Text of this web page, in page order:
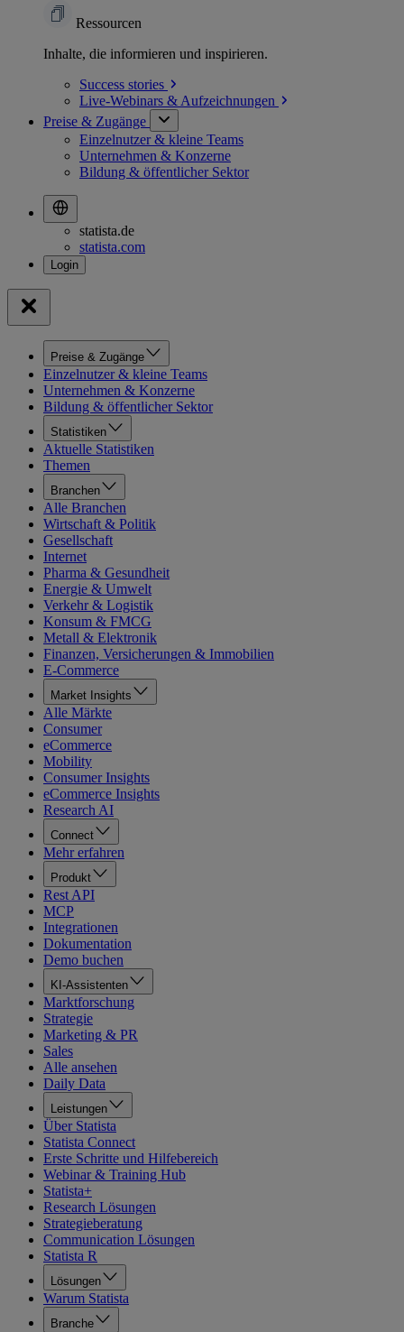
Ressourcen
Inhalte, die informieren und inspirieren.
Success stories
Live-Webinars & Aufzeichnungen
Preise & Zugänge
Einzelnutzer & kleine Teams
Unternehmen & Konzerne
Bildung & öffentlicher Sektor
statista.de
statista.com
Preise & Zugänge
Einzelnutzer & kleine Teams
Unternehmen & Konzerne
Bildung & öffentlicher Sektor
Statistiken
Aktuelle Statistiken
Themen
Branchen
Alle Branchen
Wirtschaft & Politik
Gesellschaft
Internet
Pharma & Gesundheit
Energie & Umwelt
Verkehr & Logistik
Konsum & FMCG
Metall & Elektronik
Finanzen, Versicherungen & Immobilien
E-Commerce
Market Insights
Alle Märkte
Consumer
eCommerce
Mobility
Consumer Insights
eCommerce Insights
Research AI
Connect
Mehr erfahren
Produkt
Rest API
MCP
Integrationen
Dokumentation
Demo buchen
KI-Assistenten
Marktforschung
Strategie
Marketing & PR
Sales
Alle ansehen
Daily Data
Leistungen
Über Statista
Statista Connect
Erste Schritte und Hilfebereich
Webinar & Training Hub
Statista+
Research Lösungen
Strategieberatung
Communication Lösungen
Statista R
Lösungen
Warum Statista
Branche